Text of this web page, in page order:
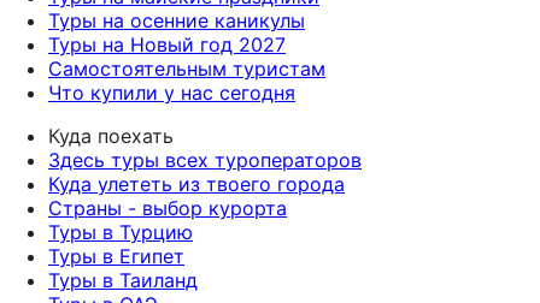
Туры на осенние каникулы
Туры на Новый год 2027
Самостоятельным туристам
Что купили у нас сегодня
Куда поехать
Здесь туры всех туроператоров
Куда улететь из твоего города
Страны - выбор курорта
Туры в Турцию
Туры в Египет
Туры в Таиланд